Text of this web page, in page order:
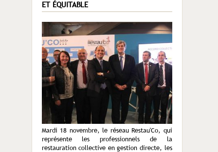
ET ÉQUITABLE
Mardi 18 novembre, le réseau Restau'Co, qui
représente les professionnels de la
restauration collective en gestion directe, les